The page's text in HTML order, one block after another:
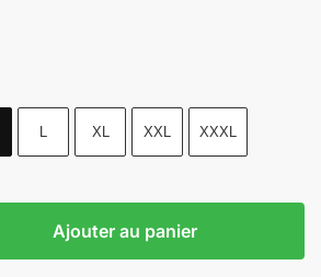
L XL XXL XXXL
Ajouter au panier